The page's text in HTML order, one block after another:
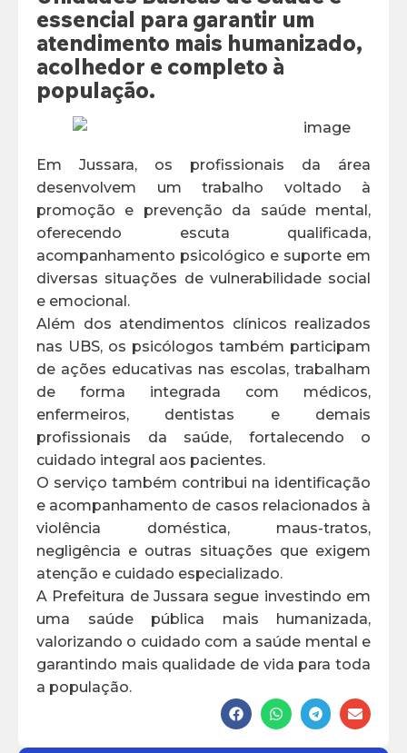
essencial para garantir um
atendimento mais humanizado,
acolhedor e completo à
população.
Em Jussara, os profissionais da área
desenvolvem um trabalho voltado à
promoção e prevenção da saúde mental,
oferecendo escuta qualificada,
acompanhamento psicológico e suporte em
diversas situações de vulnerabilidade social
e emocional.
Além dos atendimentos clínicos realizados
nas UBS, os psicólogos também participam
de ações educativas nas escolas, trabalham
de forma integrada com médicos,
enfermeiros, dentistas e demais
profissionais da saúde, fortalecendo o
cuidado integral aos pacientes.
O serviço também contribui na identificação
e acompanhamento de casos relacionados à
violência doméstica, maus-tratos,
negligência e outras situações que exigem
atenção e cuidado especializado.
A Prefeitura de Jussara segue investindo em
uma saúde pública mais humanizada,
valorizando o cuidado com a saúde mental e
garantindo mais qualidade de vida para toda
a população.